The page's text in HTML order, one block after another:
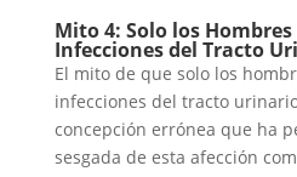
Mito 4: Solo los Hombres
Infecciones del Tracto
El mito de que solo los
infecciones del tracto
concepción errónea que ha
sesgada de esta afección